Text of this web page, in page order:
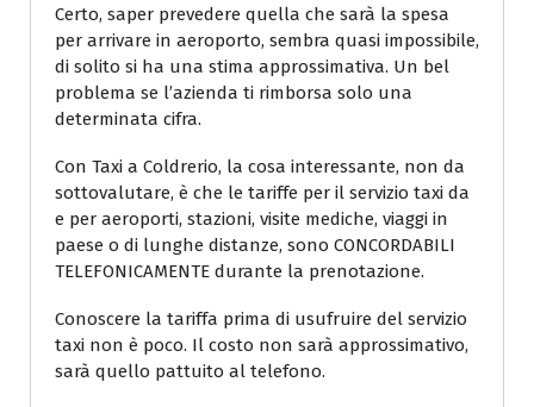
Certo, saper prevedere quella che sarà la spesa
per arrivare in aeroporto, sembra quasi impossibile,
di solito si ha una stima approssimativa. Un bel
problema se l’azienda ti rimborsa solo una
determinata cifra.
Con Taxi a Coldrerio, la cosa interessante, non da
sottovalutare, è che le tariffe per il servizio taxi da
e per aeroporti, stazioni, visite mediche, viaggi in
paese o di lunghe distanze, sono CONCORDABILI
TELEFONICAMENTE durante la prenotazione.
Conoscere la tariffa prima di usufruire del servizio
taxi non è poco. Il costo non sarà approssimativo,
sarà quello pattuito al telefono.